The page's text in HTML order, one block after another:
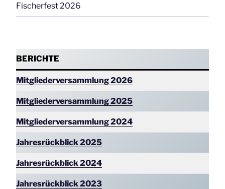
Fischerfest 2026
BERICHTE
Mitgliederversammlung 2026
Mitgliederversammlung 2025
Mitgliederversammlung2024
Jahresrückblick 2025
Jahresrückblick 2024
Jahresrückblick 2023